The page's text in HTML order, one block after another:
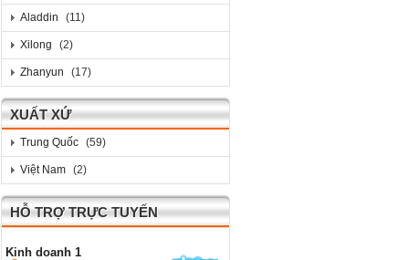
Aladdin (11)
Xilong (2)
Zhanyun (17)
XUẤT XỨ
Trung Quốc (59)
Việt Nam (2)
HỖ TRỢ TRỰC TUYẾN
Kinh doanh 1